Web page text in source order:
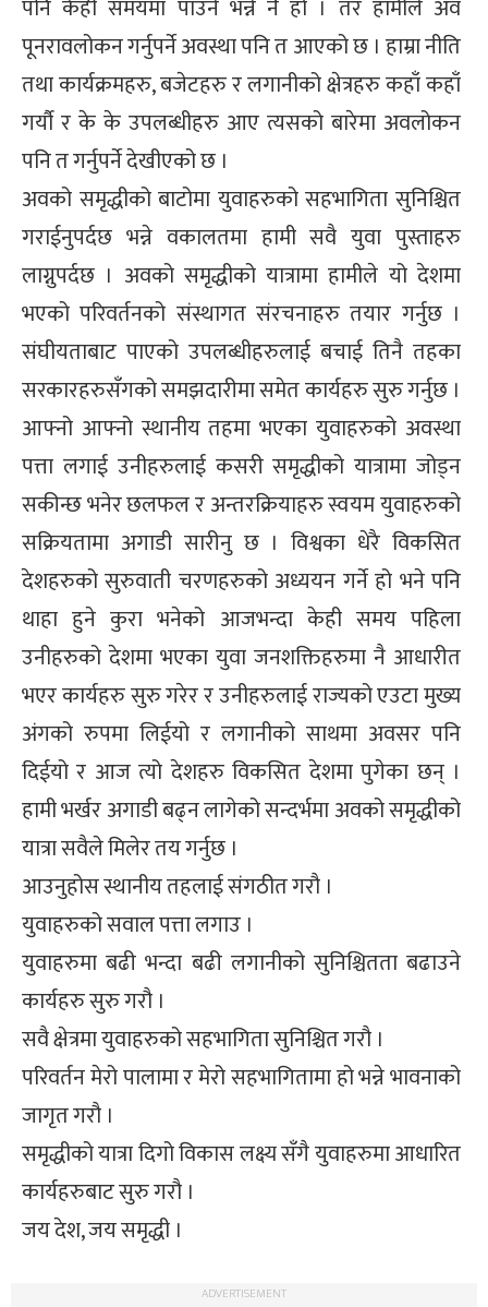
पनि केही समयमा पाउने भन्ने नै हो । तर हामीले अव
पूनरावलोकन गर्नुपर्ने अवस्था पनि त आएको छ । हाम्रा नीति
तथा कार्यक्रमहरु, बजेटहरु र लगानीको क्षेत्रहरु कहाँ कहाँ
गर्यौ र के के उपलब्धीहरु आए त्यसको बारेमा अवलोकन
पनि त गर्नुपर्ने देखीएको छ ।
अवको समृद्धीको बाटोमा युवाहरुको सहभागिता सुनिश्चित
गराईनुपर्दछ भन्ने वकालतमा हामी सवै युवा पुस्ताहरु
लाग्नुपर्दछ । अवको समृद्धीको यात्रामा हामीले यो देशमा
भएको परिवर्तनको संस्थागत संरचनाहरु तयार गर्नुछ ।
संघीयताबाट पाएको उपलब्धीहरुलाई बचाई तिनै तहका
सरकारहरुसँगको समझदारीमा समेत कार्यहरु सुरु गर्नुछ ।
आफ्नो आफ्नो स्थानीय तहमा भएका युवाहरुको अवस्था
पत्ता लगाई उनीहरुलाई कसरी समृद्धीको यात्रामा जोड्न
सकीन्छ भनेर छलफल र अन्तरक्रियाहरु स्वयम युवाहरुको
सक्रियतामा अगाडी सारीनु छ । विश्वका धेरै विकसित
देशहरुको सुरुवाती चरणहरुको अध्ययन गर्ने हो भने पनि
थाहा हुने कुरा भनेको आजभन्दा केही समय पहिला
उनीहरुको देशमा भएका युवा जनशक्तिहरुमा नै आधारीत
भएर कार्यहरु सुरु गरेर र उनीहरुलाई राज्यको एउटा मुख्य
अंगको रुपमा लिईयो र लगानीको साथमा अवसर पनि
दिईयो र आज त्यो देशहरु विकसित देशमा पुगेका छन् ।
हामी भर्खर अगाडी बढ्न लागेको सन्दर्भमा अवको समृद्धीको
यात्रा सवैले मिलेर तय गर्नुछ ।
आउनुहोस स्थानीय तहलाई संगठीत गरौ ।
युवाहरुको सवाल पत्ता लगाउ ।
युवाहरुमा बढी भन्दा बढी लगानीको सुनिश्चितता बढाउने
कार्यहरु सुरु गरौ ।
सवै क्षेत्रमा युवाहरुको सहभागिता सुनिश्चित गरौ ।
परिवर्तन मेरो पालामा र मेरो सहभागितामा हो भन्ने भावनाको
जागृत गरौ ।
समृद्धीको यात्रा दिगो विकास लक्ष्य सँगै युवाहरुमा आधारित
कार्यहरुबाट सुरु गरौ ।
जय देश, जय समृद्धी ।
ADVERTISEMENT